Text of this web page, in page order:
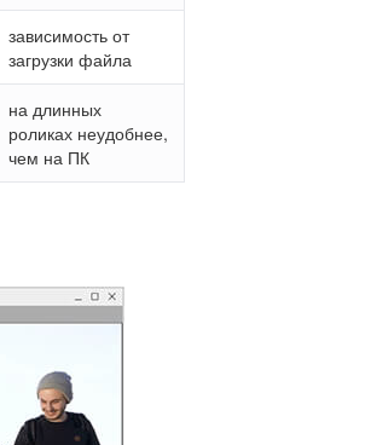
зависимость от
загрузки файла
на длинных
роликах неудобнее,
чем на ПК